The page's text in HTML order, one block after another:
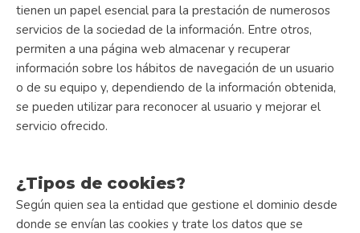
tienen un papel esencial para la prestación de numerosos
servicios de la sociedad de la información. Entre otros,
permiten a una página web almacenar y recuperar
información sobre los hábitos de navegación de un usuario
o de su equipo y, dependiendo de la información obtenida,
se pueden utilizar para reconocer al usuario y mejorar el
servicio ofrecido.
¿Tipos de cookies?
Según quien sea la entidad que gestione el dominio desde
donde se envían las cookies y trate los datos que se